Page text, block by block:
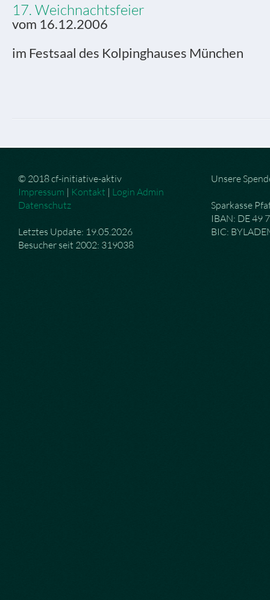
17. Weichnachtsfeier
vom 16.12.2006
im Festsaal des Kolpinghauses München
© 2018 cf-initiative-aktiv
Impressum | Kontakt | Login Admin
Datenschutz
Letztes Update: 19.05.2026
Besucher seit 2002: 319038
Unsere
Sparkasse
IBAN: DE 49
BIC: